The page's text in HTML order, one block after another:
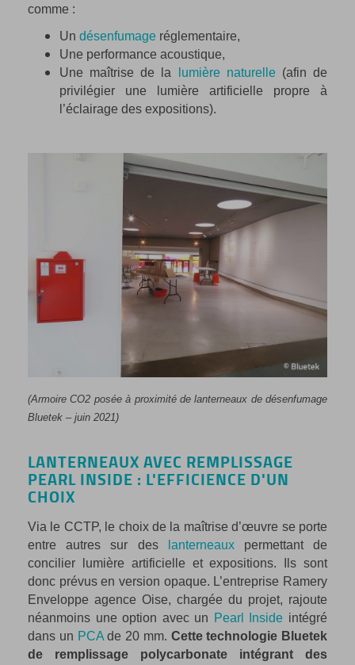
comme :
Un désenfumage réglementaire,
Une performance acoustique,
Une maîtrise de la
lumière naturelle(afin de
privilégier une lumière artificielle propre à
l’éclairage des expositions).
(Armoire CO2 posée à proximité de lanterneaux de désenfumage
Bluetek – juin 2021)
LANTERNEAUX AVEC REMPLISSAGE
PEARL INSIDE : L'EFFICIENCE D'UN
CHOIX
Via le CCTP, le choix de la maîtrise d’œuvre se porte
entre autres sur des
lanterneaux permettant de
concilier lumière artificielle et expositions. Ils sont
donc prévus en version opaque. L’entreprise Ramery
Enveloppe agence Oise, chargée du projet, rajoute
néanmoins une option avec un Pearl Inside intégré
dans un PCAde 20 mm. Cette technologie Bluetek
de remplissage polycarbonate intégrant des